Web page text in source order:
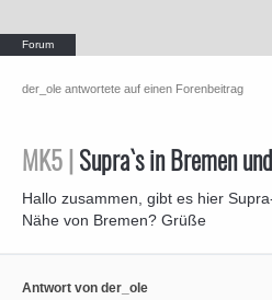
der_ole antwortete auf einen Forenbeitrag
MK5 | Supra`s in Bremen
Hallo zusammen, gibt es hier
Nähe von Bremen? Grüße
Antwort von der_ole